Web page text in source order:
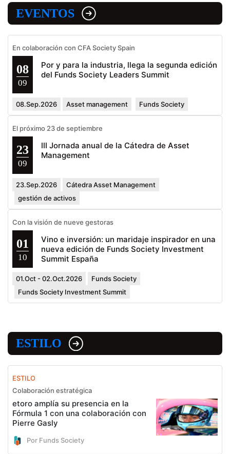
EVENTOS
En colaboración con CFA Society Spain
08
09
Por y para la industria, llega la segunda edición
del Funds Society Leaders Summit
08.Sep.2026 Asset management Funds Society
El próximo 23 de septiembre
23
09
III Jornada anual de la Cátedra de Asset
Management
23.Sep.2026
Cátedra Asset Management
gestión de activos
Con la visión de nueve gestoras
01
10
Vino e inversión: un maridaje inspirador en una
nueva edición de Funds Society Investment
Summit España
01.Oct - 02.Oct.2026
Funds Society
Funds Society Investment Summit
ESTILO
ESTILO
Colaboración estratégica
etoro amplía su presencia en la
Fórmula 1 con una colaboración con
Pierre Gasly
Por Funds Society